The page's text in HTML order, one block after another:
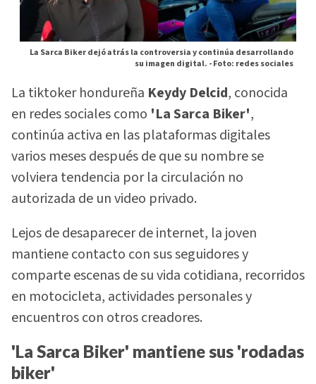
La Sarca Biker dejó atrás la controversia y continúa desarrollando
su imagen digital. -Foto: redes sociales
La tiktoker hondureña Keydy Delcid, conocida
en redes sociales como 'La Sarca Biker',
continúa activa en las plataformas digitales
varios meses después de que su nombre se
volviera tendencia por la circulación no
autorizada de un video privado.
Lejos de desaparecer de internet, la joven
mantiene contacto con sus seguidores y
comparte escenas de su vida cotidiana, recorridos
en motocicleta, actividades personales y
encuentros con otros creadores.
'La Sarca Biker' mantiene sus 'rodadas
biker'